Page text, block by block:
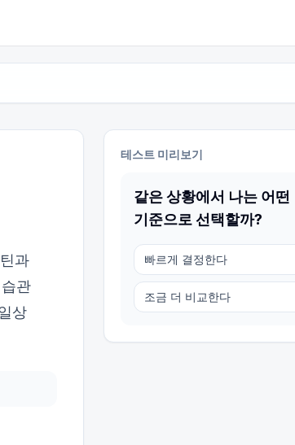
과
관
상
테스트 미리보기
같은 상황에서 나는 어떤
기준으로 선택할까?
빠르게 결정한다
조금 더 비교한다